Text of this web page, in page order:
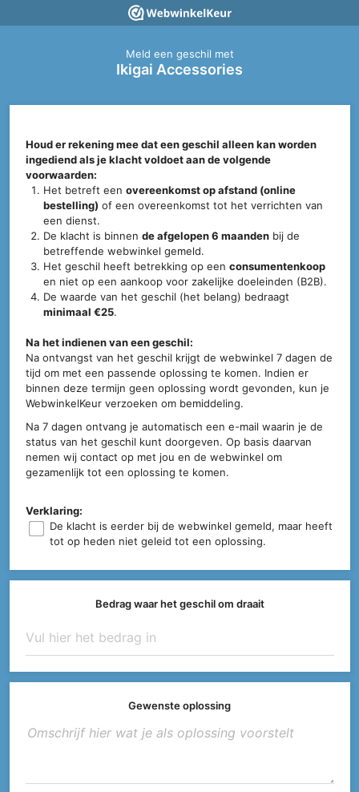
Meld een geschil met
Ikigai Accessories
Houd er rekening mee dat een geschil alleen kan worden
ingediend als je klacht voldoet aan de volgende
voorwaarden:
Het betreft eenovereenkomst op afstand (online
bestelling) of een overeenkomst tot het verrichten van
een dienst.
De klacht is binnende afgelopen 6 maanden bij de
betreffende webwinkel gemeld.
Het geschil heeft betrekking op eenconsumentenkoop
en niet op een aankoop voor zakelijke doeleinden (B2B).
De waarde van het geschil (het belang) bedraagt
minimaal €25.
Na het indienen van een geschil:
Na ontvangst van het geschil krijgt de webwinkel 7 dagen de
tijd om met een passende oplossing te komen. Indien er
binnen deze termijn geen oplossing wordt gevonden, kun je
WebwinkelKeur verzoeken om bemiddeling.
Na 7 dagen ontvang je automatisch een e-mail waarin je de
status van het geschil kunt doorgeven. Op basis daarvan
nemen wij contact op met jou en de webwinkel om
gezamenlijk tot een oplossing te komen.
Verklaring:
De klacht is eerder bij de webwinkel gemeld, maar heeft
tot op heden niet geleid tot een oplossing.
Bedrag waar het geschil om draait
Gewenste oplossing